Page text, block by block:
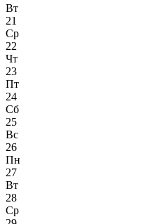
Вт
21
Ср
22
Чт
23
Пт
24
Сб
25
Вс
26
Пн
27
Вт
28
Ср